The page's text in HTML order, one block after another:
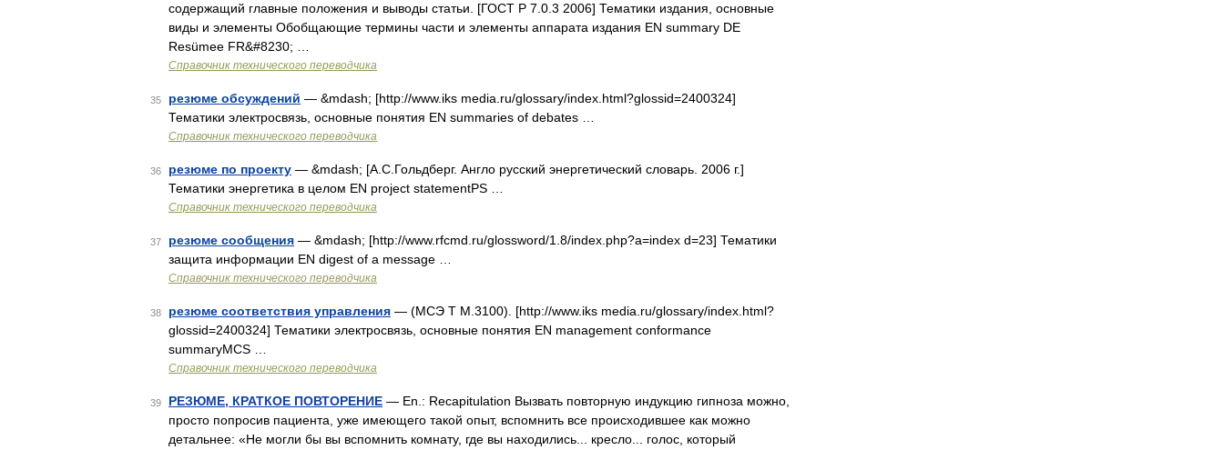
содержащий главные положения и выводы статьи. [ГОСТ Р 7.0.3 2006] Тематики издания, основные
виды и элементы Обобщающие термины части и элементы аппарата издания EN summary DE
Resümee FR&#8230; …
Справочник технического переводчика
35 резюме обсуждений — &mdash; [http://www.iks media.ru/glossary/index.html?glossid=2400324]
Тематики электросвязь, основные понятия EN summaries of debates …
Справочник технического переводчика
36 резюме по проекту — &mdash; [А.С.Гольдберг. Англо русский энергетический словарь. 2006 г.]
Тематики энергетика в целом EN project statementPS …
Справочник технического переводчика
37 резюме сообщения — &mdash; [http://www.rfcmd.ru/glossword/1.8/index.php?a=index d=23] Тематики
защита информации EN digest of a message …
Справочник технического переводчика
38 резюме соответствия управления — (МСЭ Т M.3100). [http://www.iks media.ru/glossary/index.html?
glossid=2400324] Тематики электросвязь, основные понятия EN management conformance
summaryMCS …
Справочник технического переводчика
39 РЕЗЮМЕ, КРАТКОЕ ПОВТОРЕНИЕ — En.: Recapitulation Вызвать повторную индукцию гипноза можно,
просто попросив пациента, уже имеющего такой опыт, вспомнить все происходившее как можно
детальнее: «Не могли бы вы вспомнить комнату, где вы находились... кресло... голос, который